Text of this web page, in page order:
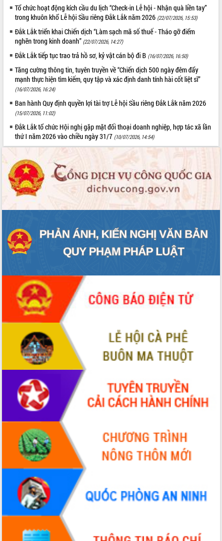
Tổ chức hoạt động kích cầu du lịch “Check-in Lễ hội - Nhận quà liền tay”
trong khuôn khổ Lễ hội Sầu riêng Đắk Lắk năm 2026 (22/07/2026, 15:53)
Đắk Lắk triển khai Chiến dịch “Làm sạch mã số thuế - Tháo gỡ điểm
nghẽn trong kinh doanh” (22/07/2026, 14:27)
Đắk Lắk tiếp tục trao trả hồ sơ, kỷ vật cán bộ đi B (16/07/2026, 16:50)
Tăng cường thông tin, tuyên truyền về “Chiến dịch 500 ngày đêm đẩy
mạnh thực hiện tìm kiếm, quy tập và xác định danh tính hài cốt liệt sĩ”
(16/07/2026, 16:24)
Ban hành Quy định quyền lợi tài trợ Lễ hội Sầu riêng Đắk Lắk năm 2026
(15/07/2026, 11:02)
Đắk Lắk tổ chức Hội nghị gặp mặt đối thoại doanh nghiệp, hợp tác xã lần
thứ I năm 2026 vào chiều ngày 31/7 (10/07/2026, 14:54)